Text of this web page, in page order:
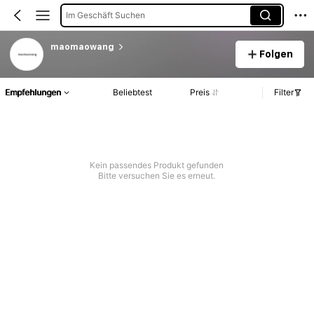
Im Geschäft Suchen
maomaowang
Folgen
Empfehlungen Beliebtest Preis Filter
Kein passendes Produkt gefunden
Bitte versuchen Sie es erneut.